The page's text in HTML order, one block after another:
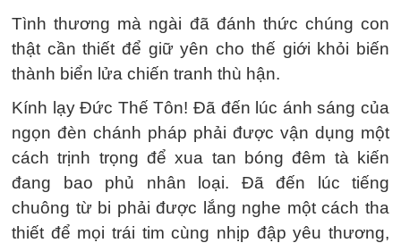
Tình thương mà ngài đã đánh thức chúng con
thật cần thiết để giữ yên cho thế giới khỏi biến
thành biển lửa chiến tranh thù hận.
Kính lạy Đức Thế Tôn! Đã đến lúc ánh sáng của
ngọn đèn chánh pháp phải được vận dụng một
cách trịnh trọng để xua tan bóng đêm tà kiến
đang bao phủ nhân loại. Đã đến lúc tiếng
chuông từ bi phải được lắng nghe một cách tha
thiết để mọi trái tim cùng nhịp đập yêu thương,